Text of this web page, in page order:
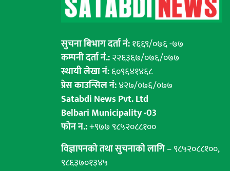
सुचना बिभाग दर्ता नं:१६६९/०७६ -७७
कम्पनी दर्ता नं.:२२६३६७/०७६/०७७
स्थायी लेखा नं:६०९६४१४६८
प्रेस काउन्सिल नं:४२७/०७६/०७७
Satabdi News Pvt. Ltd
Belbari Municipality -03
फोन न.:+९७७ ९८५२०८८१००
विज्ञापनको तथा सुचनाको लागि– ९८५२०८८१००,
९८६३७०१३४५